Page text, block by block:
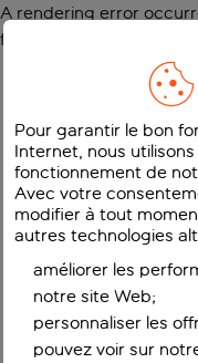
A rendering error
function
Pour garantir le bon
Internet, nous
fonctionnement de
Avec votre
modifier à tout
autres technologies
améliorer les
notre site Web;
personnaliser les
pouvez voir sur